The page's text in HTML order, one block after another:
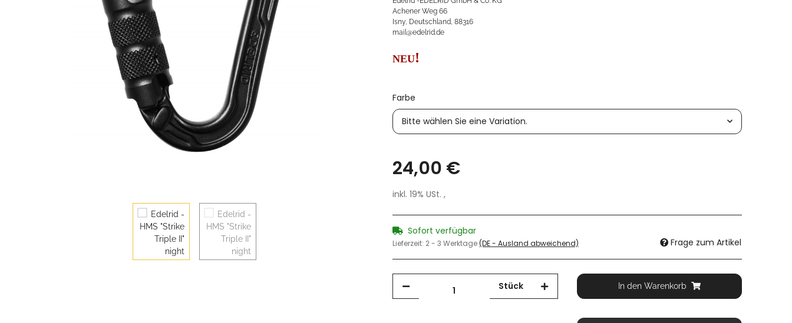
Achener Weg 66
Isny, Deutschland, 88316
mail@edelrid.de
NEU!
Farbe
Bitte wählen Sie eine Variation.
24,00 €
inkl. 19% USt. ,
Sofort verfügbar
Lieferzeit: 2 - 3 Werktage(DE - Ausland abweichend) Frage zum Artikel
Stück In den Warenkorb